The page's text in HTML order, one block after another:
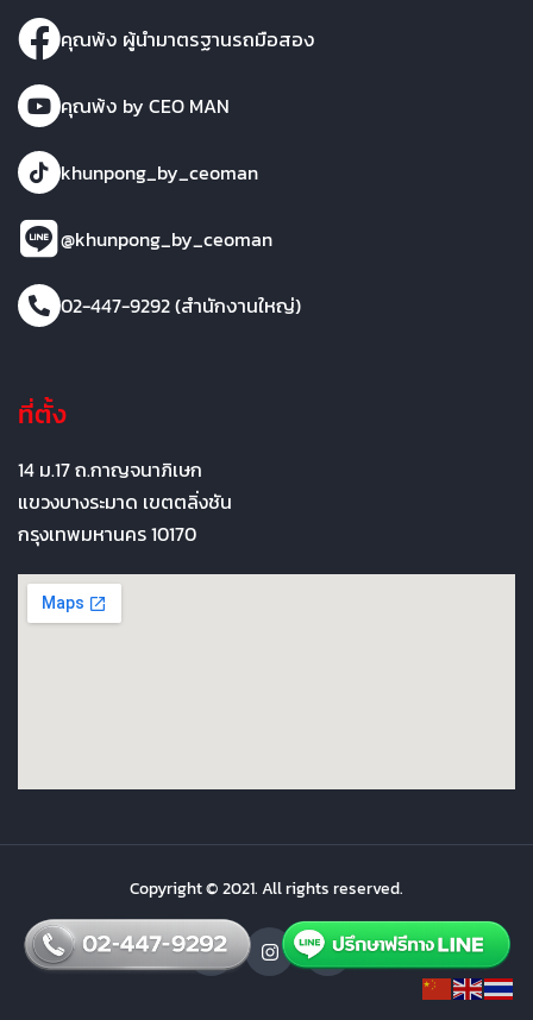
คุณพ้ง ผู้นำมาตรฐานรถมือสอง
คุณพ้ง by CEO MAN
khunpong_by_ceoman
@khunpong_by_ceoman
02-447-9292 (สำนักงานใหญ่)
ที่ตั้ง
14 ม.17 ถ.กาญจนาภิเษก
แขวงบางระมาด เขตตลิ่งชัน
กรุงเทพมหานคร 10170
Copyright © 2021. All rights reserved.